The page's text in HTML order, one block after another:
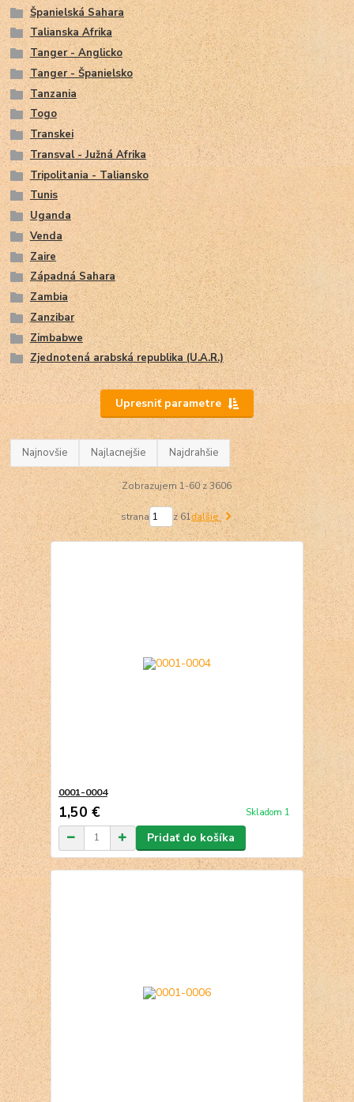
Španielská Sahara
Talianska Afrika
Tanger - Anglicko
Tanger - Španielsko
Tanzania
Togo
Transkei
Transval - Južná Afrika
Tripolitania - Taliansko
Tunis
Uganda
Venda
Zaire
Západná Sahara
Zambia
Zanzibar
Zimbabwe
Zjednotená arabská republika (U.A.R.)
Upresniť parametre
Najnovšie Najlacnejšie Najdrahšie
Zobrazujem 1-60 z 3606
strana z 61ďalšie
0001-0004
1,50 € Skladom 1
Pridať do košíka